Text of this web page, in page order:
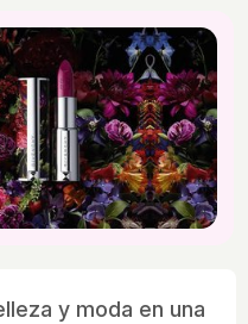
y moda en una